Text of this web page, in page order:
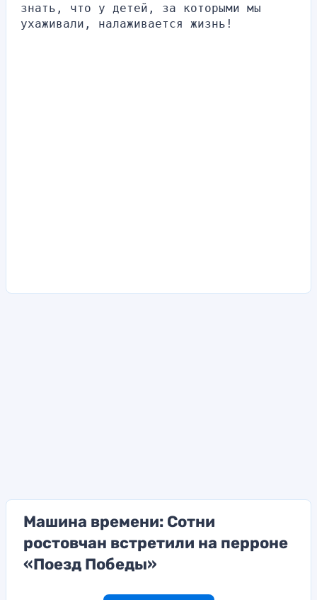
знать, что у детей, за которыми мы
ухаживали, налаживается жизнь!
Машина времени: Сотни
ростовчан встретили на перроне
«Поезд Победы»